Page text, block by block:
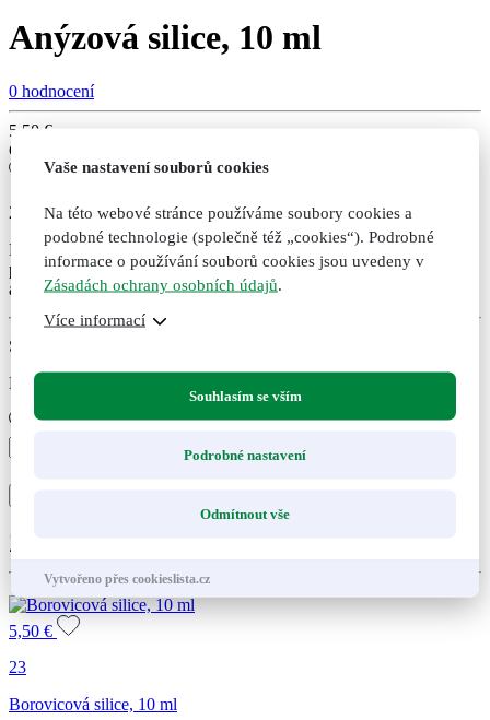
Anýzová silice, 10 ml
0 hodnocení
5,50 €
Cena bez DPH:
20
Při kašli a zánětu horních cest dýchacích. Při astmatických
potížích příznivě působí na trávící trakt. Omezuje plynatost. Mírné
afrodiziakum.
Skladem
Expedujeme do druhého dne po uhrazení
10
ml
+
Zákazníci také nakoupili
5,50 €
23
Borovicová silice, 10 ml
Vaše nastavení souborů cookies
Na této webové stránce používáme soubory cookies a
podobné technologie (společně též „cookies“). Podrobné
informace o používání souborů cookies jsou uvedeny v
Zásadách ochrany osobních údajů
Více informací
Souhlasím se vším
Podrobné nastavení
Odmítnout vše
Vytvořeno přes cookieslista.cz